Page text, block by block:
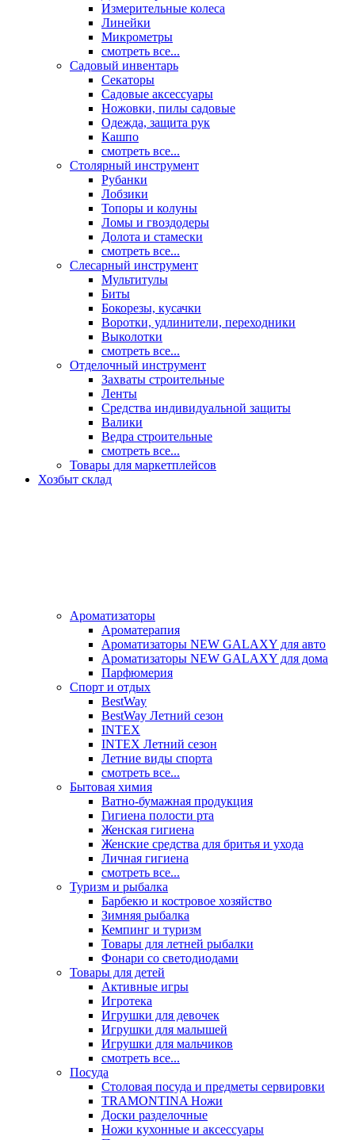
Измерительные колеса
Линейки
Микрометры
смотреть все...
Садовый инвентарь
Секаторы
Садовые аксессуары
Ножовки, пилы садовые
Одежда, защита рук
Кашпо
смотреть все...
Столярный инструмент
Рубанки
Лобзики
Топоры и колуны
Ломы и гвоздодеры
Долота и стамески
смотреть все...
Слесарный инструмент
Мультитулы
Биты
Бокорезы, кусачки
Воротки, удлинители, переходники
Выколотки
смотреть все...
Отделочный инструмент
Захваты строительные
Ленты
Средства индивидуальной защиты
Валики
Ведра строительные
смотреть все...
Товары для маркетплейсов
Хозбыт склад
Ароматизаторы
Ароматерапия
Ароматизаторы NEW GALAXY для авто
Ароматизаторы NEW GALAXY для дома
Парфюмерия
Спорт и отдых
BestWay
BestWay Летний сезон
INTEX
INTEX Летний сезон
Летние виды спорта
смотреть все...
Бытовая химия
Ватно-бумажная продукция
Гигиена полости рта
Женская гигиена
Женские средства для бритья и ухода
Личная гигиена
смотреть все...
Туризм и рыбалка
Барбекю и костровое хозяйство
Зимняя рыбалка
Кемпинг и туризм
Товары для летней рыбалки
Фонари со светодиодами
Товары для детей
Активные игры
Игротека
Игрушки для девочек
Игрушки для малышей
Игрушки для мальчиков
смотреть все...
Посуда
Столовая посуда и предметы сервировки
TRAMONTINA Ножи
Доски разделочные
Ножи кухонные и аксессуары